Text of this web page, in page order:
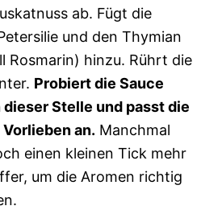
ab. Fügt die
und den Thymian
Rosmarin) hinzu. Rührt die
Probiert die Sauce
Stelle und passt die
an. Manchmal
einen kleinen Tick mehr
um die Aromen richtig